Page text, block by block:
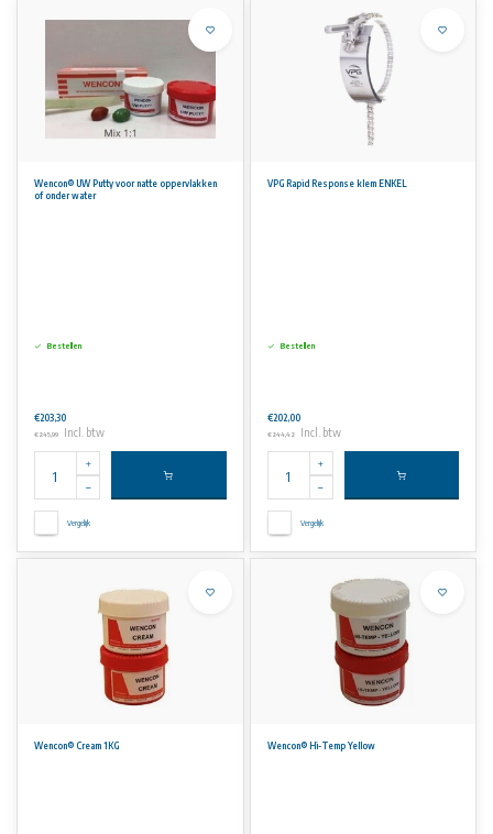
Wencon® UW Putty voor natte oppervlakken
of onder water
Bestellen
€203,30
€245,99 Incl. btw
Vergelijk
VPG Rapid Response klem ENKEL
Bestellen
€202,00
€244,42 Incl. btw
Vergelijk
Wencon® Cream 1KG Wencon® Hi-Temp Yellow